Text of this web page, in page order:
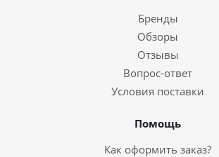
Бренды
Обзоры
Отзывы
Вопрос-ответ
Условия поставки
Помощь
Как оформить заказ?